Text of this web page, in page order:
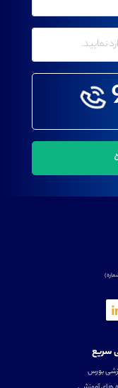
سریع
بورس